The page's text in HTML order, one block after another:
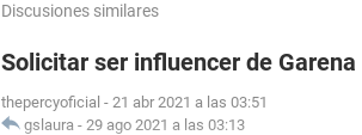
Discusiones similares
Solicitar ser influencer de Garena
thepercyoficial - 21 abr 2021 a las 03:51
gslaura - 29 ago 2021 a las 03:13